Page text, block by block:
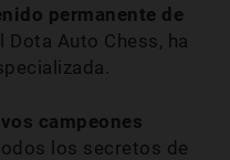
permanente de
Dota Auto Chess, ha
campeones
los secretos de